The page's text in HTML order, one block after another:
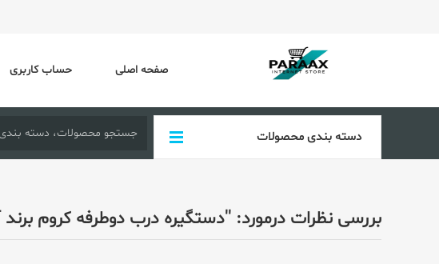
صفحه اصلی حساب کاربری
دسته بندی محصولات
بررسی نظرات درمورد: دستگیره درب دوطرفه کروم برند H.T